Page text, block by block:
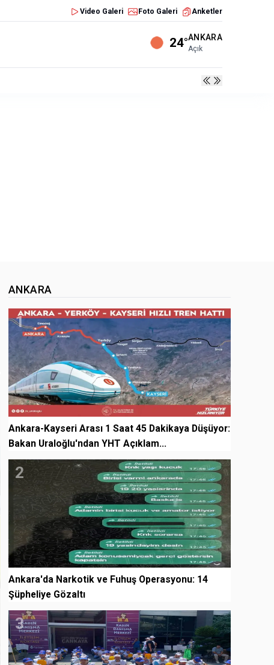
Video Galeri Foto Galeri Anketler
24°ANKARA
Açık
ANKARA
1
Ankara-Kayseri Arası 1 Saat 45 Dakikaya Düşüyor:
Bakan Uraloğlu'ndan YHT Açıklam...
2
Ankara'da Narkotik ve Fuhuş Operasyonu: 14
Şüpheliye Gözaltı
3